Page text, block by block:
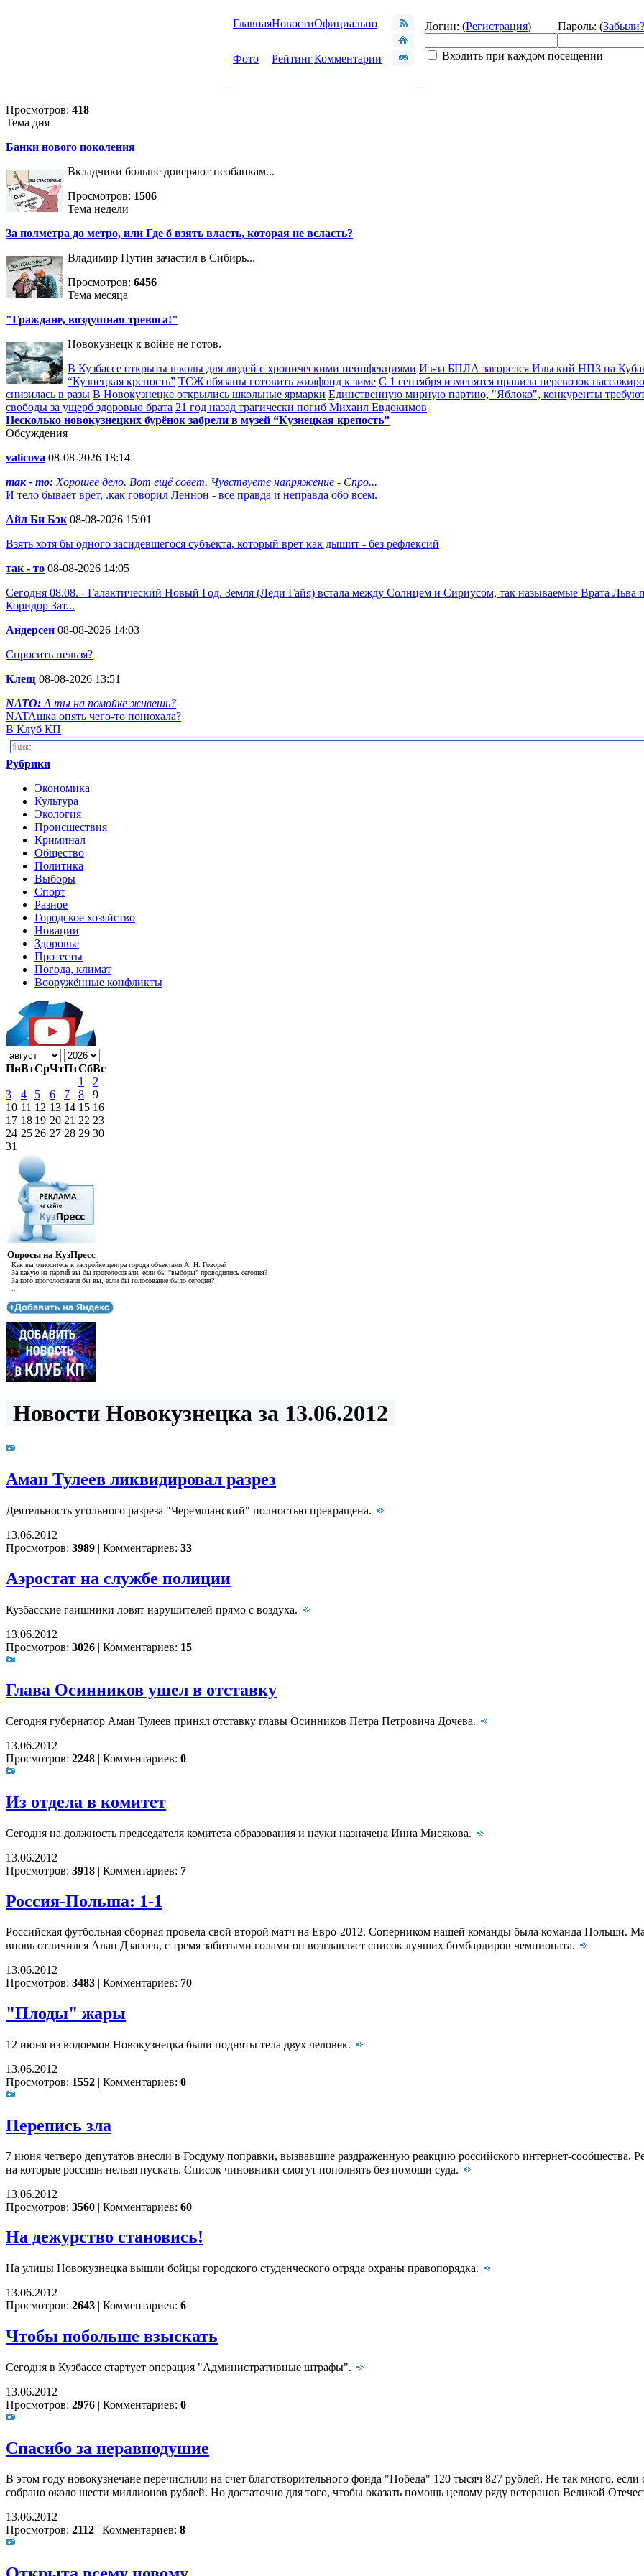
ГлавнаяНовостиОфициально
Фото РейтингКомментарии
Логин: (Регистрация) Пароль: (Забыли?
Входить при каждом посещении
Просмотров: 418
Тема дня
Банки нового поколения
Вкладчики больше доверяют необанкам...
Просмотров: 1506
Тема недели
За полметра до метро, или Где б взять власть, которая не всласть?
Владимир Путин зачастил в Сибирь...
Просмотров: 6456
Тема месяца
"Граждане, воздушная тревога!"
Новокузнецк к войне не готов.
В Кузбассе открыты школы для людей с хроническими неинфекциями Из-за БПЛА загорелся Ильский НПЗ на
“Кузнецкая крепость” ТСЖ обязаны готовить жилфонд к зиме С 1 сентября изменятся правила перевозок
снизилась в разы В Новокузнецке открылись школьные ярмарки Единственную мирную партию, "Яблоко", конкуренты
свободы за ущерб здоровью брата 21 год назад трагически погиб Михаил Евдокимов
Несколько новокузнецких бурёнок забрели в музей “Кузнецкая крепость”
Обсуждения
valicova 08-08-2026 18:14
так - то: Хорошее дело. Вот ещё совет. Чувствуете напряжение - Спро...
И тело бывает врет, .как говорил Леннон - все правда и неправда обо всем.
Айл Би Бэк 08-08-2026 15:01
Взять хотя бы одного засидевшегося субъекта, который врет как дышит - без рефлексий
так - то 08-08-2026 14:05
Сегодня 08.08. - Галактический Новый Год. Земля (Леди Гайя) встала между Солнцем и Сириусом, так называемые Врата Льва
Коридор Зат...
Андерсен 08-08-2026 14:03
Спросить нельзя?
Клещ 08-08-2026 13:51
NATO: А ты на помойке живешь?
NATAшка опять чего-то понюхала?
В Клуб КП
Рубрики
Экономика
Культура
Экология
Происшествия
Криминал
Общество
Политика
Выборы
Спорт
Разное
Городское хозяйство
Новации
Здоровье
Протесты
Погода, климат
Вооружённые конфликты
ПнВтСрЧтПтСбВс
1
2
3
4 5 6 7 8
9
10 11 12 13 14 15 16
17 18 19 20 21 22 23
24 25 26 27 28 29 30
31
Опросы на КузПресс
Как вы относитесь к застройке центра города объектами А. Н. Говора?
За какую из партий вы бы проголосовали, если бы "выборы" проводились сегодня?
За кого проголосовали бы вы, если бы голосование было сегодня?
Новости Новокузнецка за 13.06.2012
Аман Тулеев ликвидировал разрез
Деятельность угольного разреза "Черемшанский" полностью прекращена.
13.06.2012
Просмотров: 3989 | Комментариев: 33
Аэростат на службе полиции
Кузбасские гаишники ловят нарушителей прямо с воздуха.
13.06.2012
Просмотров: 3026 | Комментариев: 15
Глава Осинников ушел в отставку
Сегодня губернатор Аман Тулеев принял отставку главы Осинников Петра Петровича Дочева.
13.06.2012
Просмотров: 2248 | Комментариев: 0
Из отдела в комитет
Сегодня на должность председателя комитета образования и науки назначена Инна Мисякова.
13.06.2012
Просмотров: 3918 | Комментариев: 7
Россия-Польша: 1-1
Российская футбольная сборная провела свой второй матч на Евро-2012. Соперником нашей команды была команда Польши.
вновь отличился Алан Дзагоев, с тремя забитыми голами он возглавляет список лучших бомбардиров чемпионата.
13.06.2012
Просмотров: 3483 | Комментариев: 70
"Плоды" жары
12 июня из водоемов Новокузнецка были подняты тела двух человек.
13.06.2012
Просмотров: 1552 | Комментариев: 0
Перепись зла
7 июня четверо депутатов внесли в Госдуму поправки, вызвавшие раздраженную реакцию российского интернет-сообщества.
на которые россиян нельзя пускать. Список чиновники смогут пополнять без помощи суда.
13.06.2012
Просмотров: 3560 | Комментариев: 60
На дежурство становись!
На улицы Новокузнецка вышли бойцы городского студенческого отряда охраны правопорядка.
13.06.2012
Просмотров: 2643 | Комментариев: 6
Чтобы побольше взыскать
Сегодня в Кузбассе стартует операция "Административные штрафы".
13.06.2012
Просмотров: 2976 | Комментариев: 0
Спасибо за неравнодушие
В этом году новокузнечане перечислили на счет благотворительного фонда "Победа" 120 тысяч 827 рублей. Не так много,
собрано около шести миллионов рублей. Но достаточно для того, чтобы оказать помощь целому ряду ветеранов Великой
13.06.2012
Просмотров: 2112 | Комментариев: 8